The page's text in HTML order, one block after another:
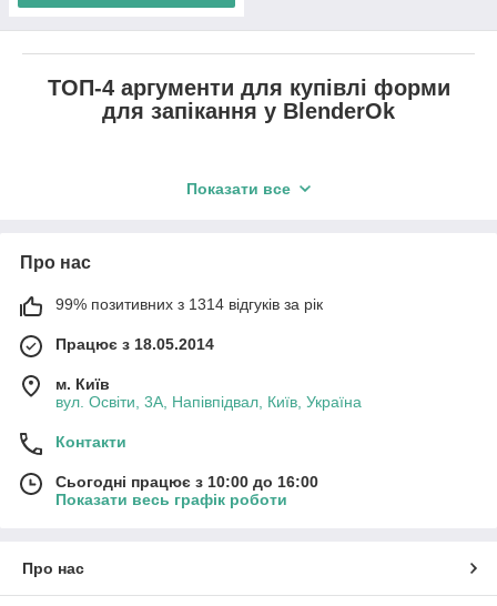
ТОП-4 аргументи для купівлі форми
для запікання у BlenderOk
Пропонуємо тільки перевірену і оригінальну
2.
Форми мають різний об'єм та діаметр, сумісні
з різними моделями грилів.
3.
Показати все
Про нас
99% позитивних з 1314 відгуків за рік
Працює з 18.05.2014
м. Київ
вул. Освіти, 3А, Напівпідвал, Київ, Україна
Контакти
Сьогодні працює з 10:00 до 16:00
Показати весь графік роботи
Про нас